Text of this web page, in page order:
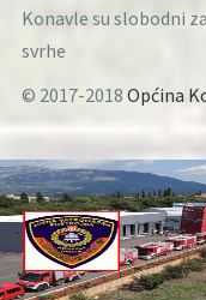
Konavle su slobodni
svrhe
© 2017-2018 Općina